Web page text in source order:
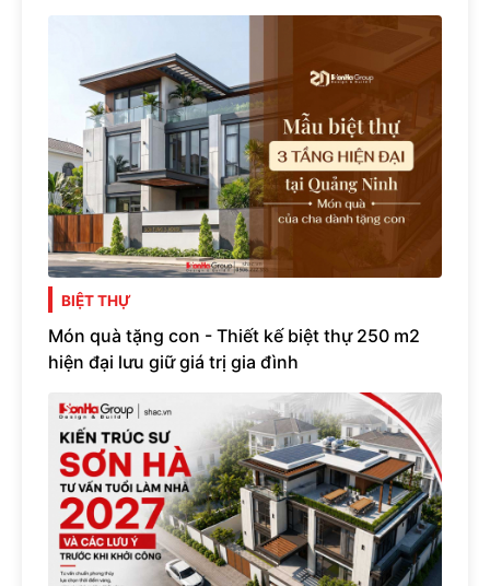
BIỆT THỰ
Món quà tặng con - Thiết kế biệt thự 250 m2
hiện đại lưu giữ giá trị gia đình